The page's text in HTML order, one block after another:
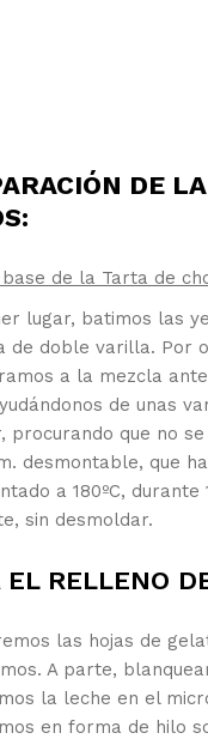
DE
de la Tarta de
lugar, batimos las
de doble varilla. Por
a la mezcla
de unas
procurando que no
desmontable, que
a 180ºC,
sin desmoldar.
EL RELLENO
las hojas de
A parte,
la leche en el
en forma de hilo